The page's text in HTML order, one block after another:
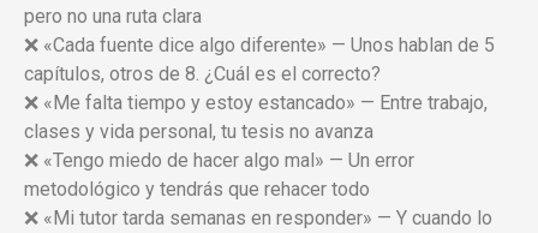
pero no una ruta clara
❌ «Cada fuente dice algo diferente» — Unos hablan de 5
capítulos, otros de 8. ¿Cuál es el correcto?
❌ «Me falta tiempo y estoy estancado» — Entre trabajo,
clases y vida personal, tu tesis no avanza
❌ «Tengo miedo de hacer algo mal» — Un error
metodológico y tendrás que rehacer todo
❌ «Mi tutor tarda semanas en responder» — Y cuando lo